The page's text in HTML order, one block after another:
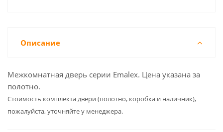
Описание
Межкомнатная дверь серии Emalex. Цена указана за
полотно.
Cтоимость комплекта двери (полотно, коробка и наличник),
пожалуйста, уточняйте у менеджера.